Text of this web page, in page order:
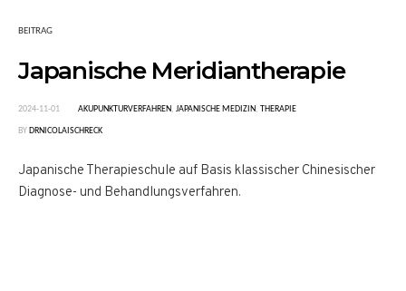
BEITRAG
Japanische Meridiantherapie
2024-11-01 AKUPUNKTURVERFAHREN, JAPANISCHE MEDIZIN, THERAPIE
BY DRNICOLAISCHRECK
Japanische Therapieschule auf Basis klassischer Chinesischer
Diagnose- und Behandlungsverfahren.